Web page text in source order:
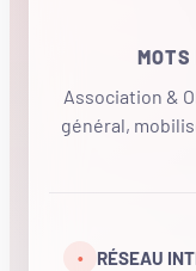
Association &
général,
• RÉSEAU